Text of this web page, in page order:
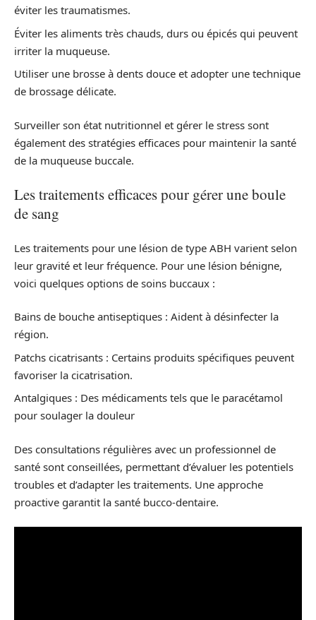
éviter les traumatismes.
Éviter les aliments très chauds, durs ou épicés qui peuvent
irriter la muqueuse.
Utiliser une brosse à dents douce et adopter une technique
de brossage délicate.
Surveiller son état nutritionnel et gérer le stress sont
également des stratégies efficaces pour maintenir la santé
de la muqueuse buccale.
Les traitements efficaces pour gérer une boule
de sang
Les traitements pour une lésion de type ABH varient selon
leur gravité et leur fréquence. Pour une lésion bénigne,
voici quelques options de soins buccaux :
Bains de bouche antiseptiques : Aident à désinfecter la
région.
Patchs cicatrisants : Certains produits spécifiques peuvent
favoriser la cicatrisation.
Antalgiques : Des médicaments tels que le paracétamol
pour soulager la douleur
Des consultations régulières avec un professionnel de
santé sont conseillées, permettant d’évaluer les potentiels
troubles et d’adapter les traitements. Une approche
proactive garantit la santé bucco-dentaire.